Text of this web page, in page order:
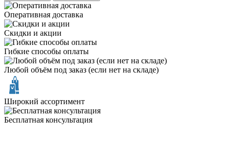
Оперативная доставка
Скидки и акции
Гибкие способы оплаты
Любой объём под заказ (если нет на складе)
Широкий ассортимент
Бесплатная консультация